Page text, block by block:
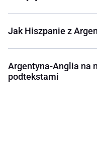
Jak Hiszpanie z
Argentyna-Anglia na
podtekstami